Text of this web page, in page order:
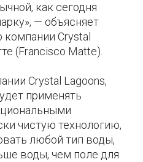
как сегодня
— объясняет
Crystal
(Francisco Matte).
Crystal Lagoons,
применять
чистую технологию,
любой тип воды,
воды, чем поле для